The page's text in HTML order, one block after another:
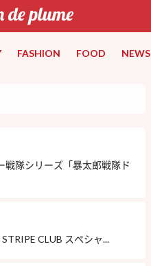
FASHION FOOD NEWS
隊シリーズ「暴太郎戦隊ド
CLUB スペシャ...